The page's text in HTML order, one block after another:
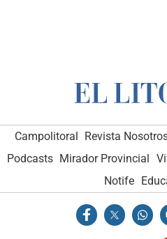
Campolitoral Revista
Podcasts Mirador Provincial
Notife